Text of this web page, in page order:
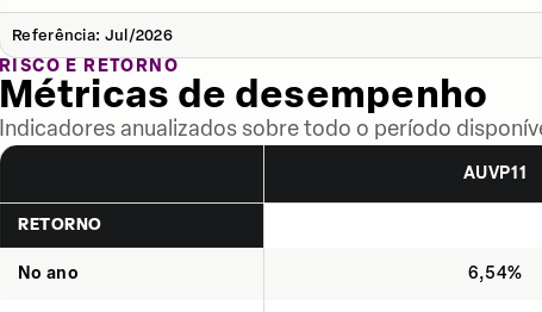
Referência: Jul/2026
RISCO E RETORNO
Métricas de desempenho
Indicadores anualizados sobre todo o período
AUVP11
RETORNO
No ano 6,54%